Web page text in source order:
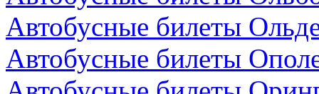
Автобусные билеты
Автобусные билеты